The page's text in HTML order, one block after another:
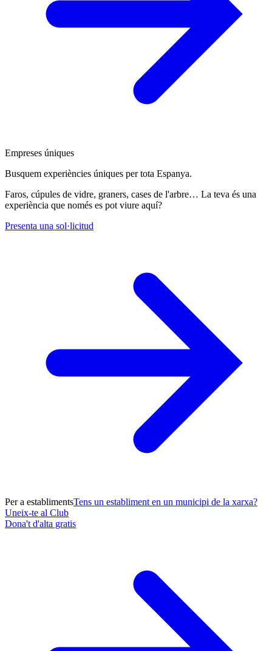
Empreses úniques
Busquem experiències úniques per tota Espanya.
Faros, cúpules de vidre, graners, cases de l'arbre… La teva és una
experiència que només es pot viure aquí?
Presenta una sol·licitud
Per a establimentsTens un establiment en un municipi de la xarxa?
Uneix-te al Club
Dona't d'alta gratis